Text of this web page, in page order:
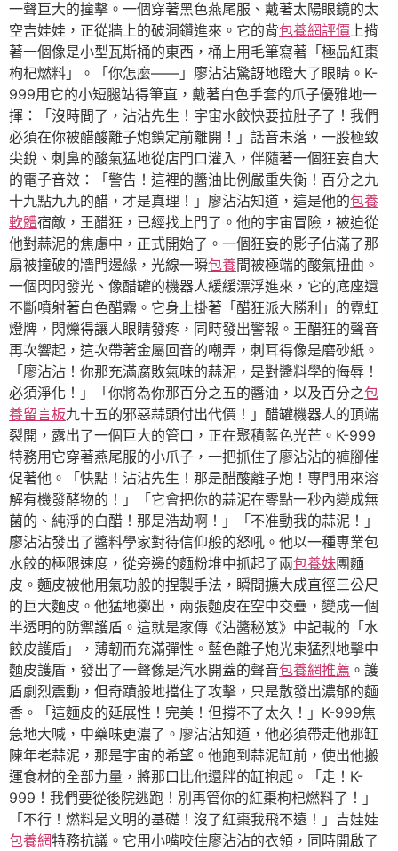
一聲巨大的撞擊。一個穿著黑色燕尾服、戴著太陽眼鏡的太
空吉娃娃，正從牆上的破洞鑽進來。它的背包養網評價上揹
著一個像是小型瓦斯桶的東西，桶上用毛筆寫著「極品紅棗
枸杞燃料」。「你怎麼——」廖沾沾驚訝地瞪大了眼睛。K-
999用它的小短腿站得筆直，戴著白色手套的爪子優雅地一
揮：「沒時間了，沾沾先生！宇宙水餃快要拉肚子了！我們
必須在你被醋酸離子炮鎖定前離開！」話音未落，一股極致
尖銳、刺鼻的酸氣猛地從店門口灌入，伴隨著一個狂妄自大
的電子音效：「警告！這裡的醬油比例嚴重失衡！百分之九
十九點九九的醋，才是真理！」廖沾沾知道，這是他的包養
軟體宿敵，王醋狂，已經找上門了。他的宇宙冒險，被迫從
他對蒜泥的焦慮中，正式開始了。一個狂妄的影子佔滿了那
扇被撞破的牆門邊緣，光線一瞬包養間被極端的酸氣扭曲。
一個閃閃發光、像醋罐的機器人緩緩漂浮進來，它的底座還
不斷噴射著白色醋霧。它身上掛著「醋狂派大勝利」的霓虹
燈牌，閃爍得讓人眼睛發疼，同時發出警報。王醋狂的聲音
再次響起，這次帶著金屬回音的嘲弄，刺耳得像是磨砂紙。
「廖沾沾！你那充滿腐敗氣味的蒜泥，是對醬料學的侮辱！
必須淨化！」「你將為你那百分之五的醬油，以及百分之包
養留言板九十五的邪惡蒜頭付出代價！」醋罐機器人的頂端
裂開，露出了一個巨大的管口，正在聚積藍色光芒。K-999
特務用它穿著燕尾服的小爪子，一把抓住了廖沾沾的褲腳催
促著他。「快點！沾沾先生！那是醋酸離子炮！專門用來溶
解有機發酵物的！」「它會把你的蒜泥在零點一秒內變成無
菌的、純淨的白醋！那是浩劫啊！」「不准動我的蒜泥！」
廖沾沾發出了醬料學家對待信仰般的怒吼。他以一種專業包
水餃的極限速度，從旁邊的麵粉堆中抓起了兩包養妹團麵
皮。麵皮被他用氣功般的捏製手法，瞬間擴大成直徑三公尺
的巨大麵皮。他猛地擲出，兩張麵皮在空中交疊，變成一個
半透明的防禦護盾。這就是家傳《沾醬秘笈》中記載的「水
餃皮護盾」，薄韌而充滿彈性。藍色離子炮光束猛烈地擊中
麵皮護盾，發出了一聲像是汽水開蓋的聲音包養網推薦 。護
盾劇烈震動，但奇蹟般地擋住了攻擊，只是散發出濃郁的麵
香。「這麵皮的延展性！完美！但撐不了太久！」K-999焦
急地大喊，中藥味更濃了。廖沾沾知道，他必須帶走他那缸
陳年老蒜泥，那是宇宙的希望。他跑到蒜泥缸前，使出他搬
運食材的全部力量，將那口比他還胖的缸抱起。「走！K-
999！我們要從後院逃跑！別再管你的紅棗枸杞燃料了！」
「不行！燃料是文明的基礎！沒了紅棗我飛不遠！」吉娃娃
包養網特務抗議。它用小嘴咬住廖沾沾的衣領，同時開啟了